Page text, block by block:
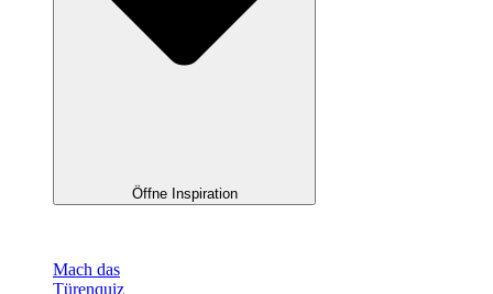
Öffne Inspiration
Mach das
Türenquiz